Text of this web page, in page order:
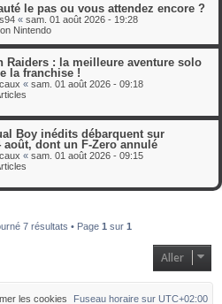
le pas ou vous attendez encore ?
« sam. 01 août 2026 - 19:28
Nintendo
Raiders : la meilleure aventure solo
la franchise !
« sam. 01 août 2026 - 09:18
Boy inédits débarquent sur
dont un F-Zero annulé
« sam. 01 août 2026 - 09:15
7 résultats • Page 1 sur 1
Aller
Fuseau horaire sur UTC+02:00
les cookies